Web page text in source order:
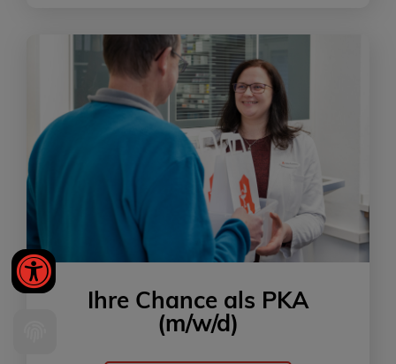
Ihre Chance als PKA
(m/w/d)